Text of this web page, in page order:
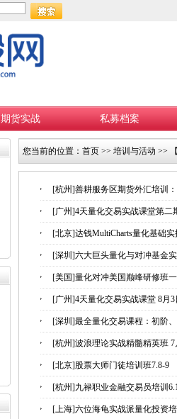
期货实战 私募档案
您当前的位置： 首页 >> 培训与活动 >>
[杭州]善耕服务区期货外汇培训
[广州]4天量化交易实战课堂第二
[北京]达钱MultiCharts量化基础
[深圳]六大巨头量化与对冲基金
[美国]量化对冲美国巅峰研修班一
[广州]4天量化交易实战课堂 8月3
[深圳]最全量化交易课程：初阶
[杭州]波浪理论实战精髓精英班 7
[北京]股票大师门徒培训班7.8-9
[杭州]九禄职业金融交易员培训
[上海]六位海龟实战派量化投资培